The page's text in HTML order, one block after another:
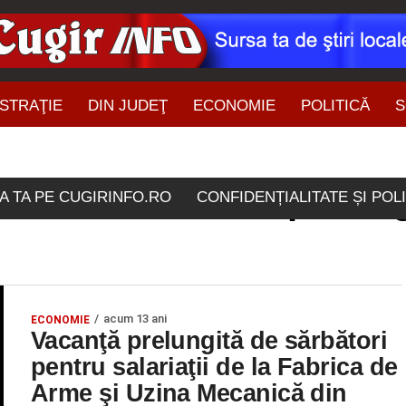
DIN JUDEŢ ECONOMIE POLITICĂ
TA PE CUGIRINFO.RO CONFIDENȚIALITATE ȘI
etichetate
ECONOMIE acum 13 ani
Vacanţă prelungită de sărbători
pentru salariaţii de la Fabrica de
Arme şi Uzina Mecanică din